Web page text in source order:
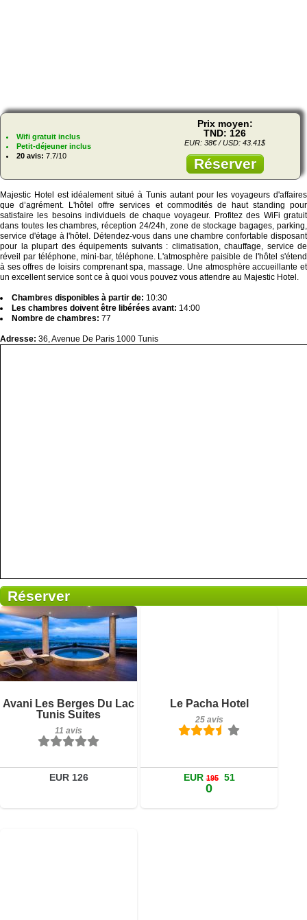
Wifi gratuit inclus
Petit-déjeuner inclus
20 avis: 7.7/10
Prix moyen:
TND: 126
EUR: 38€ / USD: 43.41$
Réserver
Majestic Hotel est idéalement situé à Tunis autant pour les voyageurs d'affaires
que d’agrément. L'hôtel offre services et commodités de haut standing pour
satisfaire les besoins individuels de chaque voyageur. Profitez des WiFi gratuit
dans toutes les chambres, réception 24/24h, zone de stockage bagages, parking,
service d'étage à l'hôtel. Détendez-vous dans une chambre confortable disposant
pour la plupart des équipements suivants : climatisation, chauffage, service de
réveil par téléphone, mini-bar, téléphone. L'atmosphère paisible de l'hôtel s'étend
à ses offres de loisirs comprenant spa, massage. Une atmosphère accueillante et
un excellent service sont ce à quoi vous pouvez vous attendre au Majestic Hotel.
Chambres disponibles à partir de: 10:30
Les chambres doivent être libérées avant: 14:00
Nombre de chambres: 77
Adresse: 36, Avenue De Paris 1000 Tunis
Réserver
Avani Les Berges Du Lac
Tunis Suites
11 avis
EUR 126
11 avis
Détails
Réserver
Le Pacha Hotel
25 avis
EUR19551
0
Réserver